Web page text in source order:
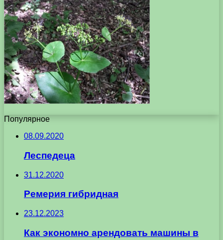
Популярное
08.09.2020
Леспедеца
31.12.2020
Ремерия гибридная
23.12.2023
Как экономно арендовать машины в